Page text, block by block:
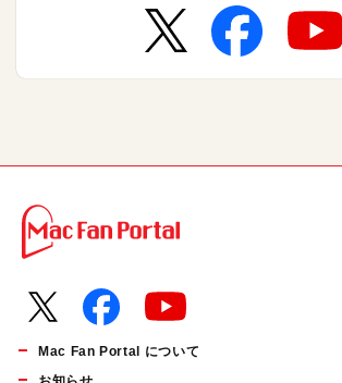
Mac Fan Portal について